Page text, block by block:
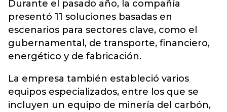
Durante el pasado año, la compañía
presentó 11 soluciones basadas en
escenarios para sectores clave, como el
gubernamental, de transporte, financiero,
energético y de fabricación.
La empresa también estableció varios
equipos especializados, entre los que se
incluyen un equipo de minería del carbón,